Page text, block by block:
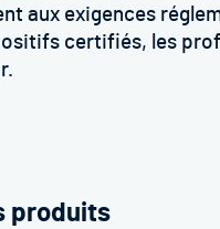
produits
aux exigences
certifiés, les